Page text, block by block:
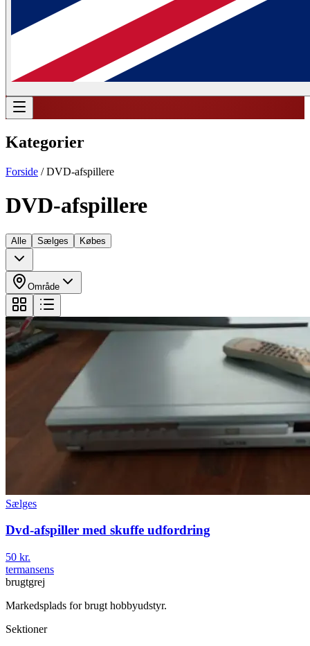
Kategorier
Forside /DVD-afspillere
DVD-afspillere
Alle Sælges Købes
Område
Sælges
Dvd-afspiller med skuffe udfordring
50 kr.
termansens
brugtgrej
Markedsplads for brugt hobbyudstyr.
Sektioner